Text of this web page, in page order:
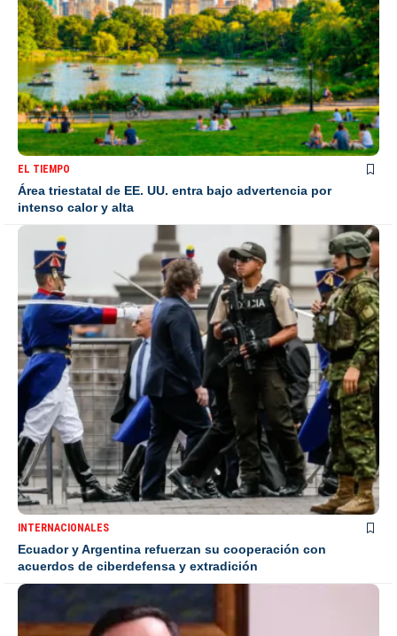
EL TIEMPO
Área triestatal de EE. UU. entra bajo advertencia por
intenso calor y alta
INTERNACIONALES
Ecuador y Argentina refuerzan su cooperación con
acuerdos de ciberdefensa y extradición